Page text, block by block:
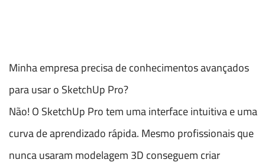
Minha empresa precisa de conhecimentos avançados
para usar o SketchUp Pro?
Não! O SketchUp Pro tem uma interface intuitiva e uma
curva de aprendizado rápida. Mesmo profissionais que
nunca usaram modelagem 3D conseguem criar